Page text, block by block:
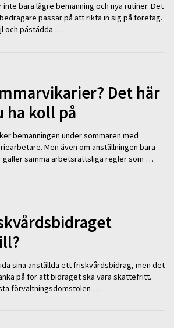
bara lägre bemanning och nya rutiner. Det
passar på att rikta in sig på företag.
och påstådda …
Det här
ha koll på
bemanningen under sommaren med
Men även om anställningen bara
gäller samma arbetsrättsliga regler som …
sina anställda ett friskvårdsbidrag, men det
på för att bidraget ska vara skattefritt.
förvaltningsdomstolen …